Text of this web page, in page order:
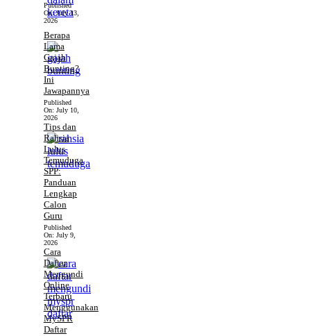
Published
On:July 13,
2026
Berapa
Lama
Gajah
Bunting?
Ini
Jawapannya
Published
On: July 10,
2026
Tips dan
Rahsia
Lulus
Temuduga
SPP:
Panduan
Lengkap
Calon
Guru
Published
On: July 9,
2026
Cara
Daftar
Mengundi
Online
Terbaru
Menggunakan
MySPR
Daftar